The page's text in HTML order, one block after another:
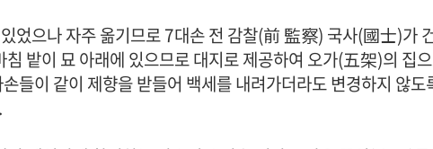
었으나 자주 옮기므로 7대손 전 감찰(前 監察) 국사(國士)가
밭이 묘 아래에 있으므로 대지로 제공하여 오가(五架)의 집
들이 같이 제향을 받들어 백세를 내려가더라도 변경하지 않